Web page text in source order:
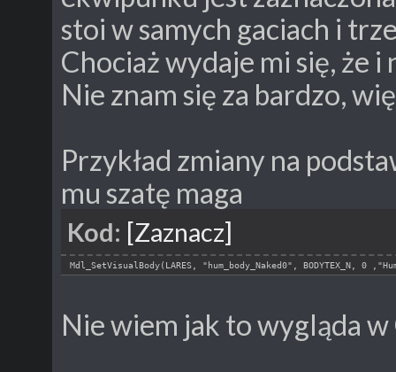
stoi w samych gaciach i
Chociaż wydaje mi się, że i
Nie znam się za bardzo,
Przykład zmiany na
mu szatę maga
Kod: [Zaznacz]
Mdl_SetVisualBody(LARES, "hum_body_Naked0", BODYTEX_N, 0
Nie wiem jak to wygląda w